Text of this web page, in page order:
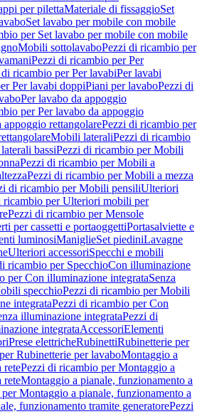
per pilettaMateriale di fissaggioSet
Set lavabo per mobile con mobile
per Set lavabo per mobile con mobile
Mobili sottolavaboPezzi di ricambio per
Pezzi di ricambio per Per
ricambio per Per lavabiPer lavabi
Per lavabi doppiPiani per lavaboPezzi di
Per lavabo da appoggio
per Per lavabo da appoggio
appoggio rettangolarePezzi di ricambio per
Mobili lateraliPezzi di ricambio
bassiPezzi di ricambio per Mobili
Pezzi di ricambio per Mobili a
Pezzi di ricambio per Mobili a mezza
di ricambio per Mobili pensiliUlteriori
ricambio per Ulteriori mobili per
Pezzi di ricambio per Mensole
per cassetti e portaoggettiPortasalviette e
luminosiManiglieSet piediniLavagne
Ulteriori accessoriSpecchi e mobili
ricambio per SpecchioCon illuminazione
per Con illuminazione integrataSenza
specchioPezzi di ricambio per Mobili
integrataPezzi di ricambio per Con
illuminazione integrataPezzi di
integrataAccessoriElementi
Prese elettricheRubinettiRubinetterie per
Rubinetterie per lavaboMontaggio a
retePezzi di ricambio per Montaggio a
reteMontaggio a pianale, funzionamento a
Montaggio a pianale, funzionamento a
funzionamento tramite generatorePezzi